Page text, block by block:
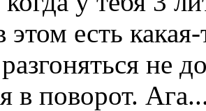
есть
не
в поворот.